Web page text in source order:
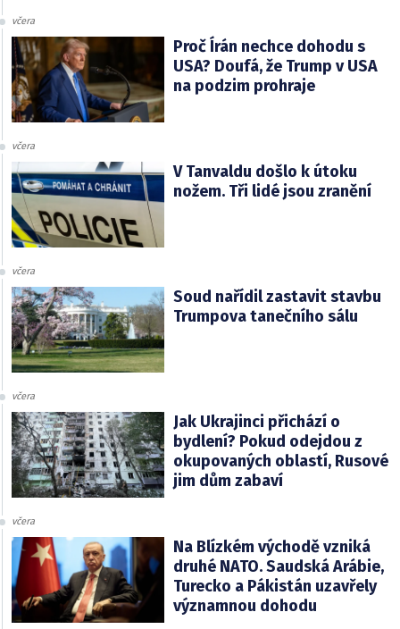
včera
Proč Írán nechce dohodu s
USA? Doufá, že Trump v USA
na podzim prohraje
včera
V Tanvaldu došlo k útoku
nožem. Tři lidé jsou zranění
včera
Soud nařídil zastavit stavbu
Trumpova tanečního sálu
včera
Jak Ukrajinci přichází o
bydlení? Pokud odejdou z
okupovaných oblastí, Rusové
jim dům zabaví
včera
Na Blízkém východě vzniká
druhé NATO. Saudská Arábie,
Turecko a Pákistán uzavřely
významnou dohodu